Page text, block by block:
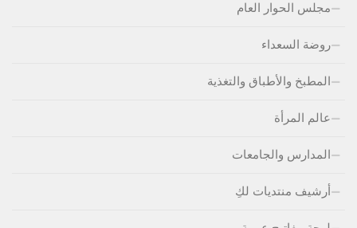
مجلس الحوار العام
روضة السعداء
المطبخ والأطباق والتغذية
عالم المرأة
المدارس والجامعات
أرشيف منتديات لكِ